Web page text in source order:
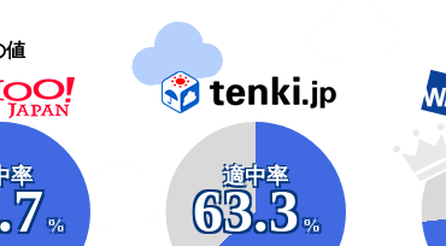
値
率
%
適中率
63.3
%